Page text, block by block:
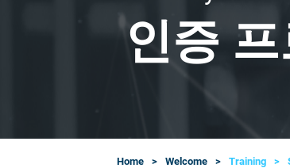
인증
Home Welcome Training